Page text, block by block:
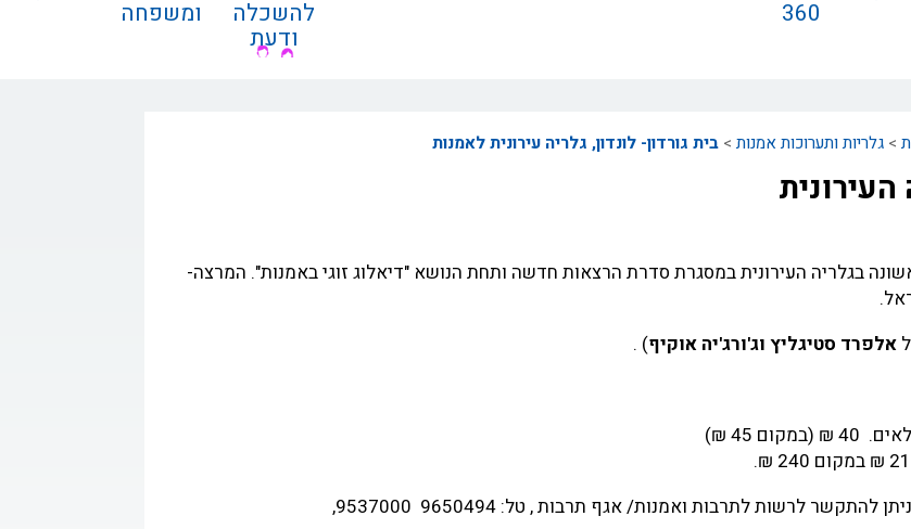
המנכ"ל
360 להשכלה
ודעת
ומשפחה
>גלריות ותערוכות אמנות >בית גורדון- לונדון, גלריה עירונית לאמנות
בגלריה העירונית במסגרת סדרת הרצאות חדשה ותחת הנושא "דיאלוג זוגי באמנות". המרצה-
אלפרד סטיגליץ וג'ורג'יה אוקיף) .
45 ₪)
לרשות לתרבות ואמנות/ אגף תרבות , טל: 9650494 9537000,